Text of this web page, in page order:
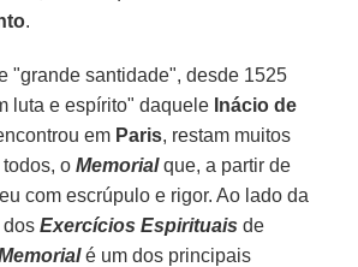
.
"grande santidade", desde 1525
luta e espírito" daquele Inácio de
em Paris, restam muitos
todos, oMemorialque, a partir de
com escrúpulo e rigor. Ao lado da
dosExercícios Espirituais de
é um dos principais